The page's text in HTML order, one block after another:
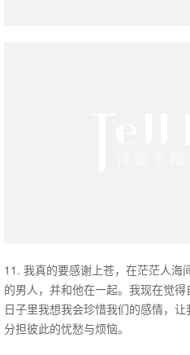
11. 我真的要感谢上苍，在茫茫人海
的男人，并和他在一起。我现在觉
日子里我想我会珍惜我们的感情，让
分担彼此的忧愁与烦恼。